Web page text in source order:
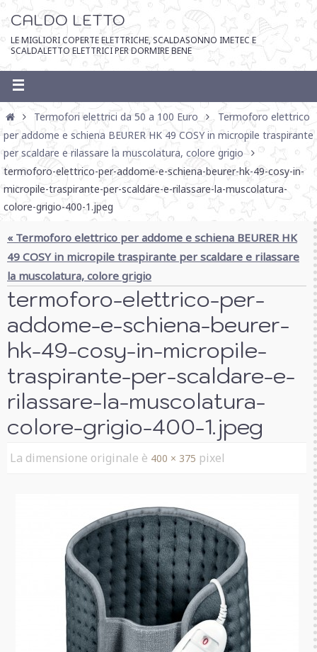
CALDO LETTO
LE MIGLIORI COPERTE ELETTRICHE, SCALDASONNO IMETEC E
SCALDALETTO ELETTRICI PER DORMIRE BENE
Termofori elettrici da 50 a 100 Euro
Termoforo elettrico
per addome e schiena BEURER HK 49 COSY in micropile traspirante
per scaldare e rilassare la muscolatura, colore grigio
termoforo-elettrico-per-addome-e-schiena-beurer-hk-49-cosy-in-
micropile-traspirante-per-scaldare-e-rilassare-la-muscolatura-
colore-grigio-400-1.jpeg
« Termoforo elettrico per addome e schiena BEURER HK
49 COSY in micropile traspirante per scaldare e rilassare
la muscolatura, colore grigio
termoforo-elettrico-per-
addome-e-schiena-beurer-
hk-49-cosy-in-micropile-
traspirante-per-scaldare-e-
rilassare-la-muscolatura-
colore-grigio-400-1.jpeg
La dimensione originale è 400 × 375 pixel